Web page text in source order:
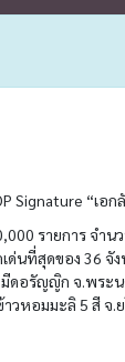
Signature “เ
รายการ จำน
ด่นที่สุดของ 36
ดอรัญญิก จ.พระ
หอมมะลิ 5 สี จ.